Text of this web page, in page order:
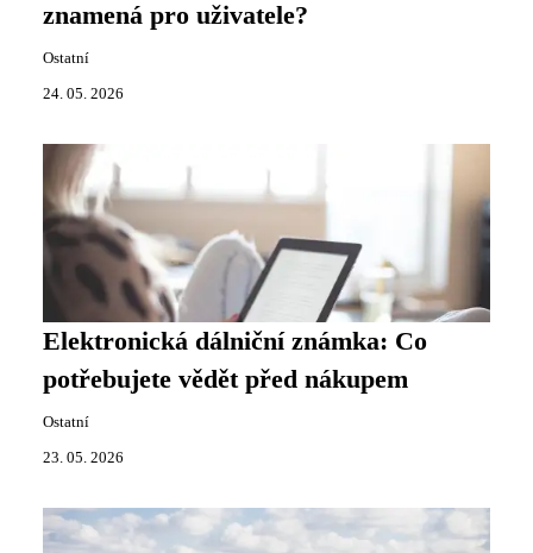
znamená pro uživatele?
Ostatní
24. 05. 2026
Elektronická dálniční známka: Co
potřebujete vědět před nákupem
Ostatní
23. 05. 2026